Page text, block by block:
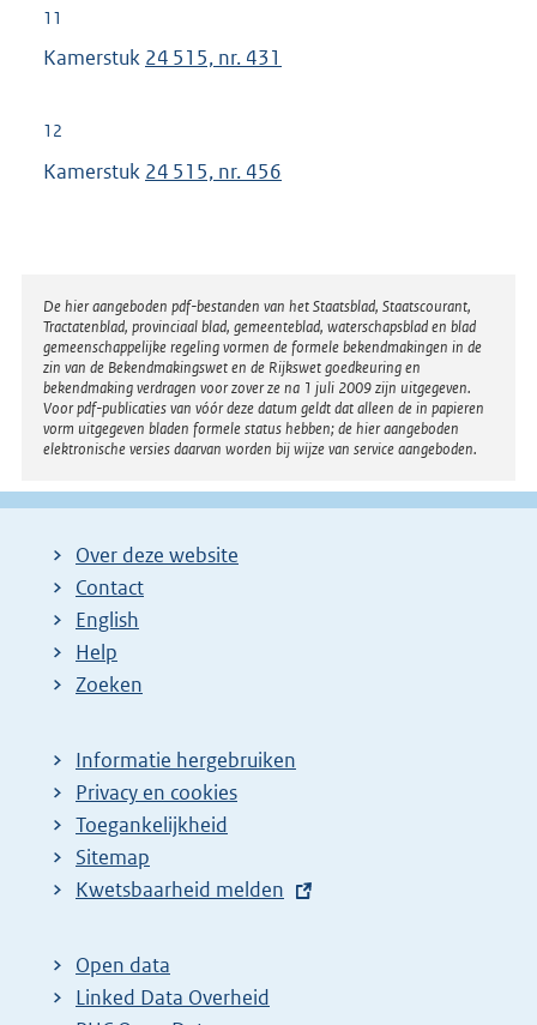
11
Kamerstuk 24 515, nr. 431
12
Kamerstuk 24 515, nr. 456
Disclaimer
De hier aangeboden pdf-bestanden van het Staatsblad, Staatscourant,
Tractatenblad, provinciaal blad, gemeenteblad, waterschapsblad en blad
gemeenschappelijke regeling vormen de formele bekendmakingen in de
zin van de Bekendmakingswet en de Rijkswet goedkeuring en
bekendmaking verdragen voor zover ze na 1 juli 2009 zijn uitgegeven.
Voor pdf-publicaties van vóór deze datum geldt dat alleen de in papieren
vorm uitgegeven bladen formele status hebben; de hier aangeboden
elektronische versies daarvan worden bij wijze van service aangeboden.
Over deze website
Contact
English
Help
Zoeken
Informatie hergebruiken
Privacy en cookies
Toegankelijkheid
Sitemap
E
t
e
r
Kwetsbaarheid melden
Open data
Linked Data Overheid